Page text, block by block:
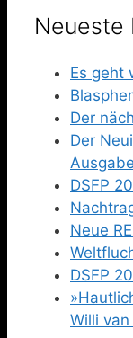
Neueste
Es geht
Der
Der
DSFP
Neue
DSFP
Willi